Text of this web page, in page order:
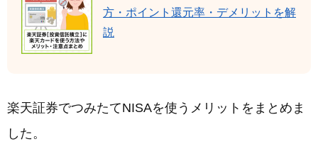
方・ポイント還元率・デメリットを解
説
楽天証券でつみたてNISAを使うメリットをまとめま
した。